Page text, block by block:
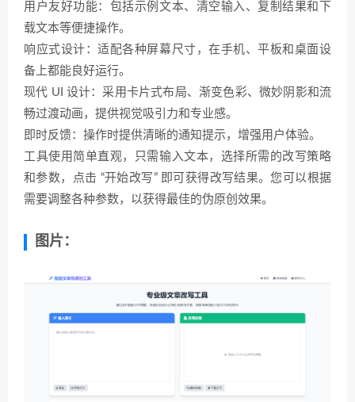
用户友好功能：包括示例文本、清空输入、复制结果和下
载文本等便捷操作。
响应式设计：适配各种屏幕尺寸，在手机、平板和桌面设
备上都能良好运行。
现代 UI 设计：采用卡片式布局、渐变色彩、微妙阴影和流
畅过渡动画，提供视觉吸引力和专业感。
即时反馈：操作时提供清晰的通知提示，增强用户体验。
工具使用简单直观，只需输入文本，选择所需的改写策略
和参数，点击 “开始改写” 即可获得改写结果。您可以根据
需要调整各种参数，以获得最佳的伪原创效果。
图片：